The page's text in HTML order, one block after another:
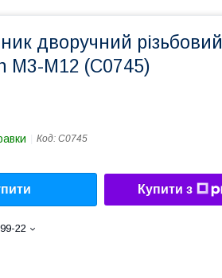
дворучний різьбовий
М3-М12 (C0745)
Код: C0745
Купити з
22